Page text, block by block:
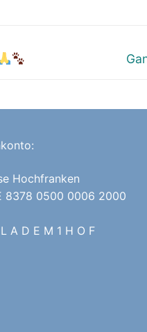
Hochfranken
8378 0500 0006 2000
A D E M 1 H O F